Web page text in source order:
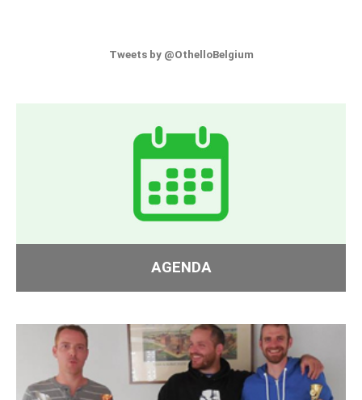
Tweets by @OthelloBelgium
AGENDA